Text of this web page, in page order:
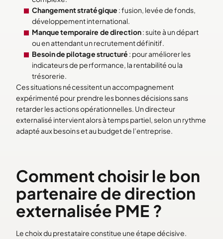
Changement stratégique : fusion, levée de fonds,
développement international.
Manque temporaire de direction: suite à un départ
ou en attendant un recrutement définitif.
Besoin de pilotage structuré : pour améliorer les
indicateurs de performance, la rentabilité ou la
trésorerie.
Ces situations nécessitent un accompagnement
expérimenté pour prendre les bonnes décisions sans
retarder les actions opérationnelles. Un directeur
externalisé intervient alors à temps partiel, selon un rythme
adapté aux besoins et au budget de l’entreprise.
Comment choisir le bon
partenaire de direction
externalisée PME ?
Le choix du prestataire constitue une étape décisive.